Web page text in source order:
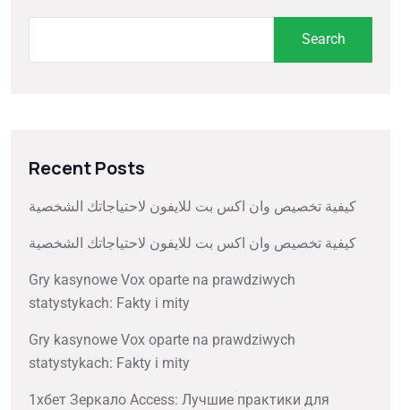
Search
Recent Posts
كيفية تخصيص وان اكس بت للايفون لاحتياجاتك الشخصية
كيفية تخصيص وان اكس بت للايفون لاحتياجاتك الشخصية
Gry kasynowe Vox oparte na prawdziwych
statystykach: Fakty i mity
Gry kasynowe Vox oparte na prawdziwych
statystykach: Fakty i mity
1хбет Зеркало Access: Лучшие практики для